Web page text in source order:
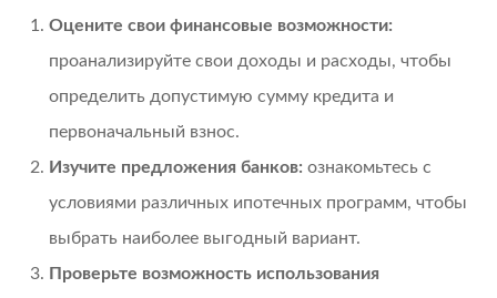
Оцените свои финансовые возможности:
проанализируйте свои доходы и расходы, чтобы
определить допустимую сумму кредита и
первоначальный взнос.
Изучите предложения банков: ознакомьтесь с
условиями различных ипотечных программ, чтобы
выбрать наиболее выгодный вариант.
Проверьте возможность использования